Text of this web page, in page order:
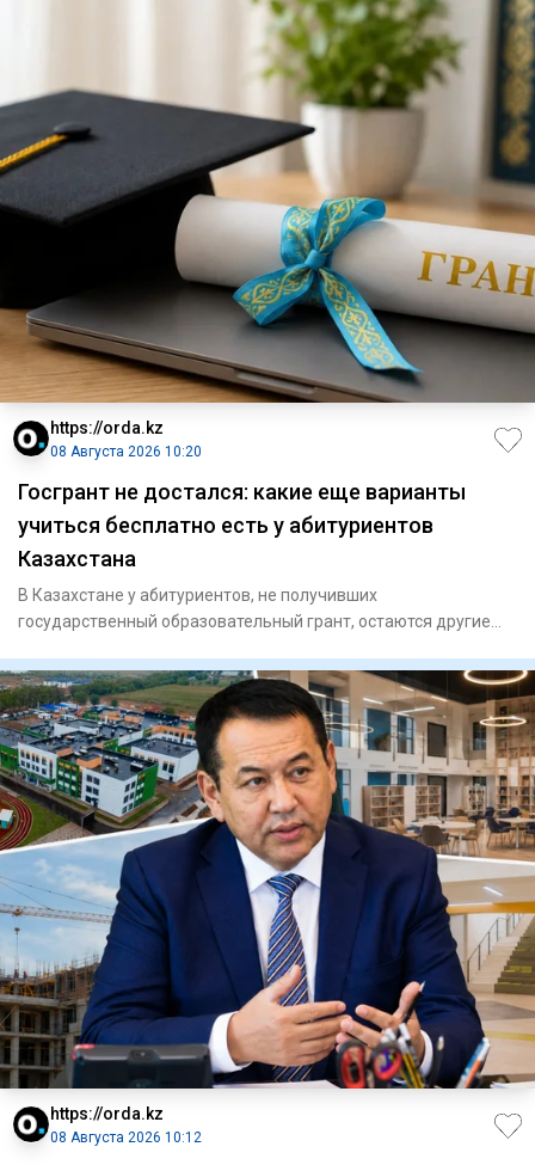
https://orda.kz
08 Августа 2026 10:20
Госгрант не достался: какие еще варианты
учиться бесплатно есть у абитуриентов
Казахстана
В Казахстане у абитуриентов, не получивших
государственный образовательный грант, остаются другие
https://orda.kz
08 Августа 2026 10:12